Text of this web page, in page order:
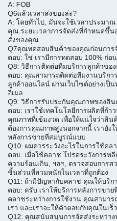
A: FOB
Q6แล้วเวลาส่งของล่ะ?
A: โดยทั่วไป, มันจะใช้เวลาประมา
คุณ. ระยะเวลาการจัดส่งที่กําหนดขึ้
สั่งของคุณ
Q7คุณทดสอบสินค้าของคุณก่อนการ
ตอบ: ใช่ เรามีการทดสอบ 100% ก่อ
Q8: วิธีการติดต่อทีมบริการลูกค้าขอ
ตอบ: คุณสามารถติดต่อทีมงานบริกา
ลูกค้าออนไลน์ ผ่านเว็บไซต์อย่างเป็
อีเมล
Q9: วิธีการรับประกันคุณภาพของสิ
ตอบ: เราใช้เทคโนโลยีการผลิตที่ก้
คุณภาพที่เข้มงวด เพื่อให้แน่ใจว่าสิน
ต้องการคุณภาพสูงนอกจากนี้ เรายัง
หลังการขายที่สมบูรณ์แบบ
Q10: ผมควรระวังอะไรในการใช้คล
ตอบ: เมื่อใช้คลาช โปรดระวังการหลี
ความร้อนเกิน, ฯลฯ, ตรวจสอบการ
ชิ้นส่วนที่สวมหนักในเวลาที่ถูกต้อง
Q11: ถ้ามีปัญหากับคลาช คุณให้บริก
ตอบ: ครับ เราให้บริการหลังการขา
คลาชระหว่างการใช้งาน คุณสามา
เรา และเราจะให้คําตอบกับคุณในเร็
Q12: คุณสนับสนุนการจัดส่งระหว่าง